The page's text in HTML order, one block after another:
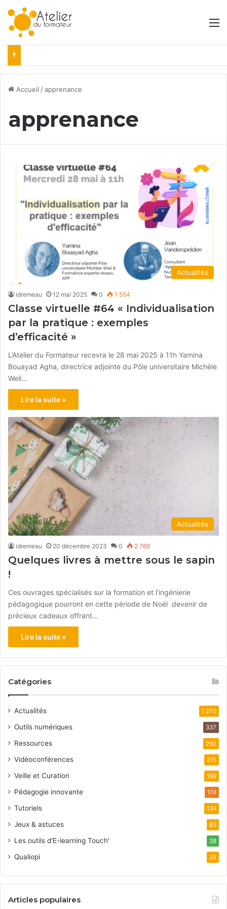
Accueil /apprenance
apprenance
Actualités
idremeau 12 mai 2025 0 1 554
Classe virtuelle #64 « Individualisation
par la pratique : exemples
d’efficacité »
L’Atelier du Formateur recevra le 28 mai 2025 à 11h Yamina
Bouayad Agha, directrice adjointe du Pôle universitaire Michèle
Weil…
Lire la suite »
Actualités
idremeau 20 décembre 2023 0 2 760
Quelques livres à mettre sous le sapin
!
Ces ouvrages spécialisés sur la formation et l’ingénierie
pédagogique pourront en cette période de Noël devenir de
précieux cadeaux offrant…
Lire la suite »
Catégories
Actualités 1 270
Outils numériques 337
Ressources 292
Vidéoconférences 215
Veille et Curation 199
Pédagogie innovante 174
Tutoriels 134
Jeux & astuces 85
Les outils d'E-learning Touch' 38
Qualiopi 28
Articles populaires